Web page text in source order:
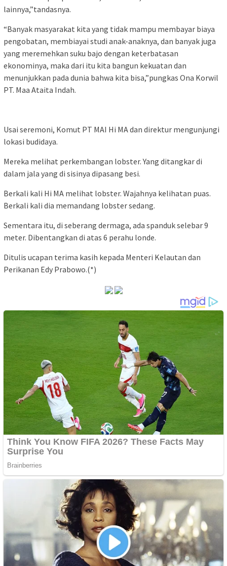
lainnya,”tandasnya.
“Banyak masyarakat kita yang tidak mampu membayar biaya
pengobatan, membiayai studi anak-anaknya, dan banyak juga
yang meremehkan suku bajo dengan keterbatasan
ekonominya, maka dari itu kita bangun kekuatan dan
menunjukkan pada dunia bahwa kita bisa,”pungkas Ona Korwil
PT. Maa Ataita Indah.
Usai seremoni, Komut PT MAI Hi MA dan direktur mengunjungi
lokasi budidaya.
Mereka melihat perkembangan lobster. Yang ditangkar di
dalam jala yang di sisinya dipasang besi.
Berkali kali Hi MA melihat lobster. Wajahnya kelihatan puas.
Berkali kali dia memandang lobster sedang.
Sementara itu, di seberang dermaga, ada spanduk selebar 9
meter. Dibentangkan di atas 6 perahu londe.
Ditulis ucapan terima kasih kepada Menteri Kelautan dan
Perikanan Edy Prabowo.(*)